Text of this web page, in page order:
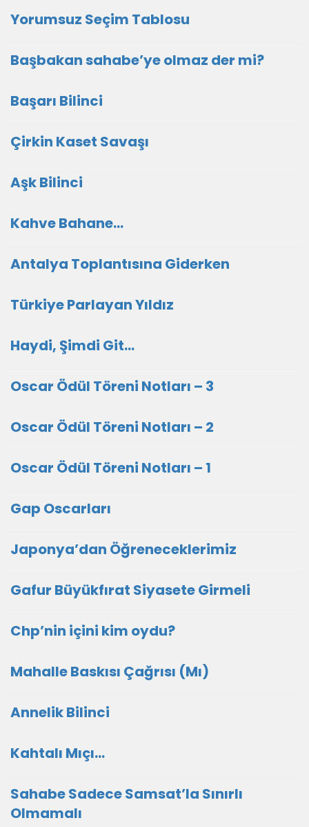
Yorumsuz Seçim Tablosu
Başbakan sahabe’ye olmaz der mi?
Başarı Bilinci
Çirkin Kaset Savaşı
Aşk Bilinci
Kahve Bahane…
Antalya Toplantısına Giderken
Türkiye Parlayan Yıldız
Haydi, Şimdi Git…
Oscar Ödül Töreni Notları – 3
Oscar Ödül Töreni Notları – 2
Oscar Ödül Töreni Notları – 1
Gap Oscarları
Japonya’dan Öğreneceklerimiz
Gafur Büyükfırat Siyasete Girmeli
Chp’nin içini kim oydu?
Mahalle Baskısı Çağrısı (Mı)
Annelik Bilinci
Kahtalı Mıçı…
Sahabe Sadece Samsat’la Sınırlı
Olmamalı